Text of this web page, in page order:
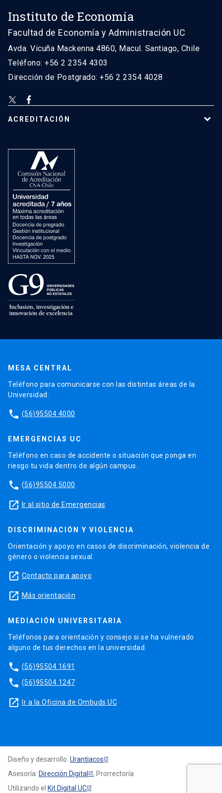
Instituto de Economía
Facultad de Economía y Administración UC
Avda. Vicuña Mackenna 4860, Macul. Santiago, Chile
Teléfono: +56 2 2354 4303
Dirección de Postgrado: +56 2 2354 4028
ACREDITACIÓN
MESA CENTRAL
Teléfono para comunicarse con las distintas áreas de la
Universidad.
phone (56)95504 4000
EMERGENCIAS UC
Teléfono en caso de accidente o situación que ponga en
riesgo tu vida dentro de algún campus.
phone (56)95504 5000
launch Ir al sitio de Emergencias
DISCRIMINACIÓN Y VIOLENCIA
Orientación y apoyo en casos de discriminación, violencia de
género o violencia sexual.
launch Contacto para apoyo
launch Más orientación
MEDIACIÓN UNIVERSITARIA
Teléfonos para orientación y consejo si se ha vulnerado
alguno de tus derechos en la universidad.
phone (56)95504 1691
phone (56)95504 1247
launch Ir a la Oficina de Ombuds UC
Diseño y desarrollo: Urantiacos
Asesoría: Dirección Digital
, Prorrectoría
Utilizando el Kit Digital UC